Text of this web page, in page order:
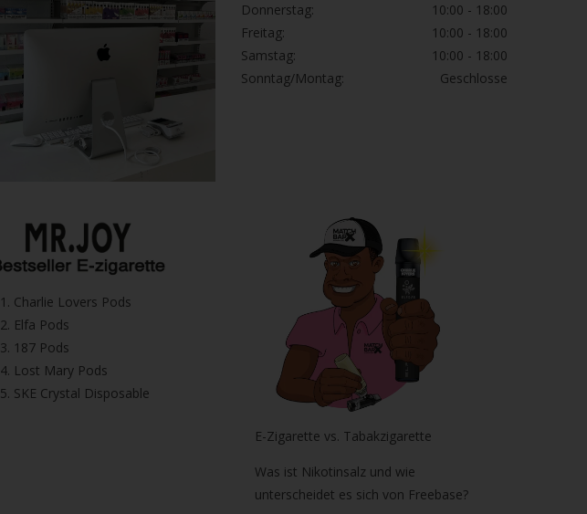
Donnerstag:
10:00 - 18:00
Freitag:
10:00 - 18:00
Samstag:
10:00 - 18:00
Sonntag/Montag:
Geschlosse
1.⁠ ⁠Charlie Lovers Pods
2.⁠ ⁠⁠Elfa Pods
3.⁠ ⁠⁠187 Pods
4.⁠ ⁠⁠Lost Mary Pods
5.⁠ ⁠⁠SKE Crystal Disposable
E-Zigarette vs. Tabakzigarette
Was ist Nikotinsalz und wie
unterscheidet es sich von Freebase?